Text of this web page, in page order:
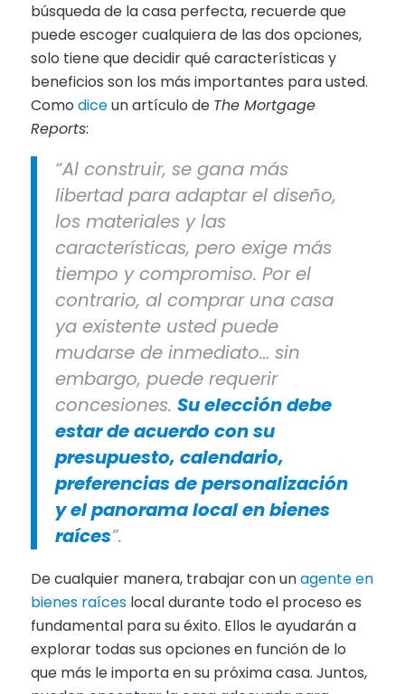
búsqueda de la casa perfecta, recuerde que
puede escoger cualquiera de las dos opciones,
solo tiene que decidir qué características y
beneficios son los más importantes para usted.
Como diceun artículo de The Mortgage
Reports:
“Al construir, se gana más
libertad para adaptar el diseño,
los materiales y las
características, pero exige más
tiempo y compromiso. Por el
contrario, al comprar una casa
ya existente usted puede
mudarse de inmediato… sin
embargo, puede requerir
concesiones. Su elección debe
estar de acuerdo con su
presupuesto, calendario,
preferencias de personalización
y el panorama local en bienes
raíces”.
De cualquier manera, trabajar con unagente en
bienes raíceslocal durante todo el proceso es
fundamental para su éxito. Ellos le ayudarán a
explorar todas sus opciones en función de lo
que más le importa en su próxima casa. Juntos,